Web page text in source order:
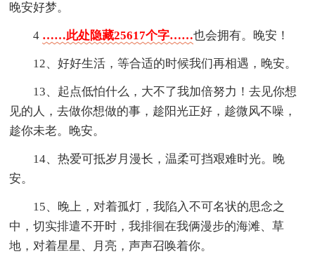
晚安好梦。
4 ……此处隐藏25617个字……也会拥有。晚安！
12、好好生活，等合适的时候我们再相遇，晚安。
13、起点低怕什么，大不了我加倍努力！去见你想
见的人，去做你想做的事，趁阳光正好，趁微风不噪，
趁你未老。晚安。
14、热爱可抵岁月漫长，温柔可挡艰难时光。晚
安。
15、晚上，对着孤灯，我陷入不可名状的思念之
中，切实排遣不开时，我排徊在我俩漫步的海滩、草
地，对着星星、月亮，声声召唤着你。